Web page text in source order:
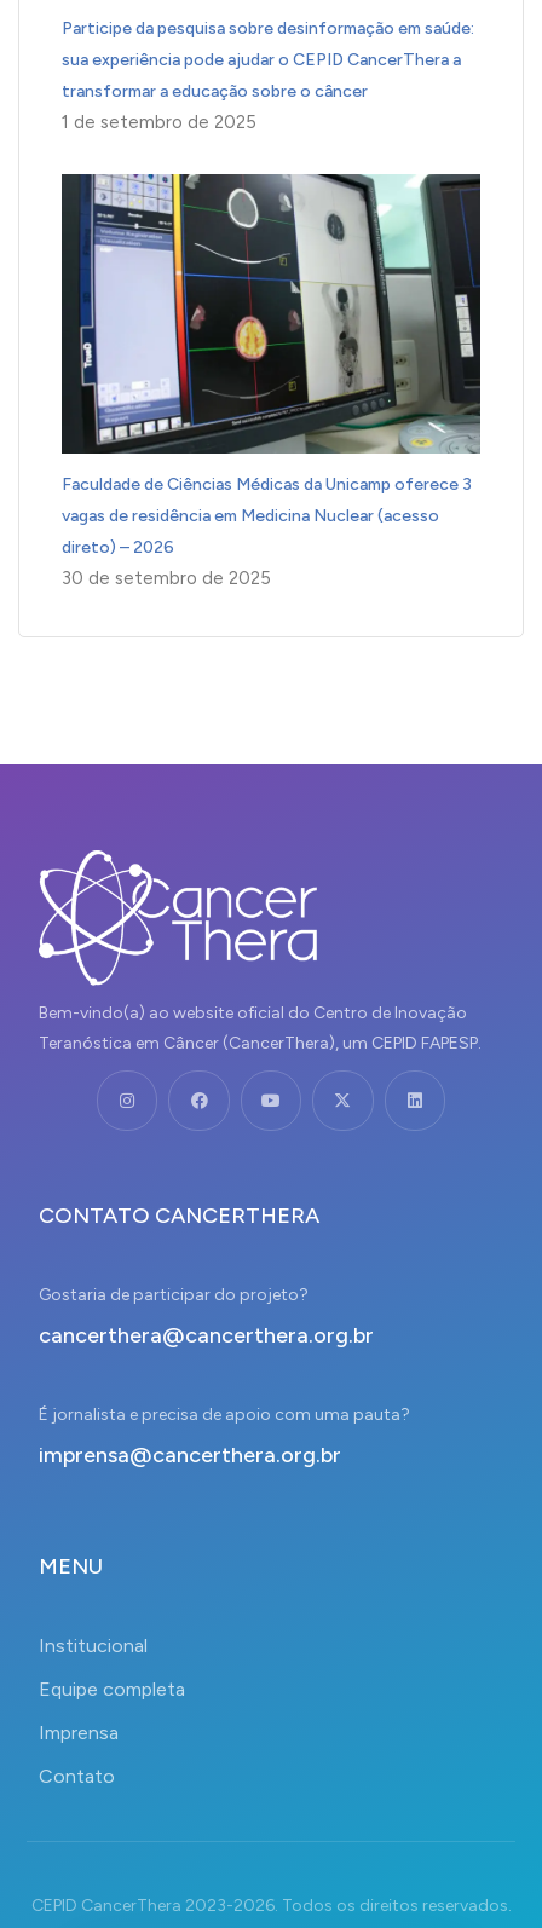
Participe da pesquisa sobre desinformação em saúde:
sua experiência pode ajudar o CEPID CancerThera a
transformar a educação sobre o câncer
1 de setembro de 2025
Faculdade de Ciências Médicas da Unicamp oferece 3
vagas de residência em Medicina Nuclear (acesso
direto) – 2026
30 de setembro de 2025
Bem-vindo(a) ao website oficial do Centro de Inovação
Teranóstica em Câncer (CancerThera), um CEPID FAPESP.
CONTATO CANCERTHERA
Gostaria de participar do projeto?
cancerthera@cancerthera.org.br
É jornalista e precisa de apoio com uma pauta?
imprensa@cancerthera.org.br
MENU
Institucional
Equipe completa
Imprensa
Contato
CEPID CancerThera 2023-2026. Todos os direitos reservados.